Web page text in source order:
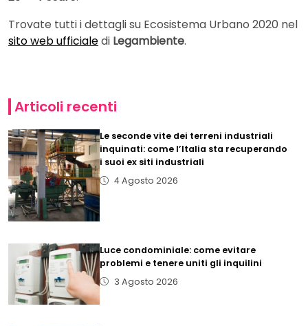
Trovate tutti i dettagli su Ecosistema Urbano 2020 nel
sito web ufficialedi Legambiente.
Articoli recenti
Le seconde vite dei terreni industriali
inquinati: come l’Italia sta recuperando
i suoi ex siti industriali
4 Agosto 2026
Luce condominiale: come evitare
problemi e tenere uniti gli inquilini
3 Agosto 2026